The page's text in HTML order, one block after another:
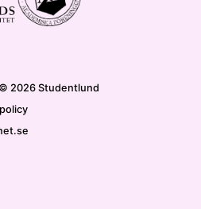
2026 Studentlund